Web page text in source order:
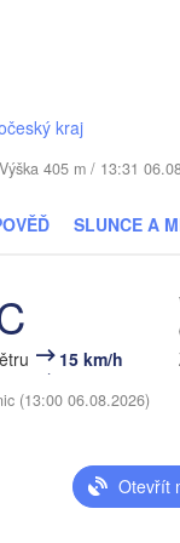
kraj
405 m / 13:31
SLUNCE A
15 km/h
(13:00 06.08.2026)
Otevřít
Мінск
Баранавічы
Пінск
(Pinsk)
(Salihorsk)